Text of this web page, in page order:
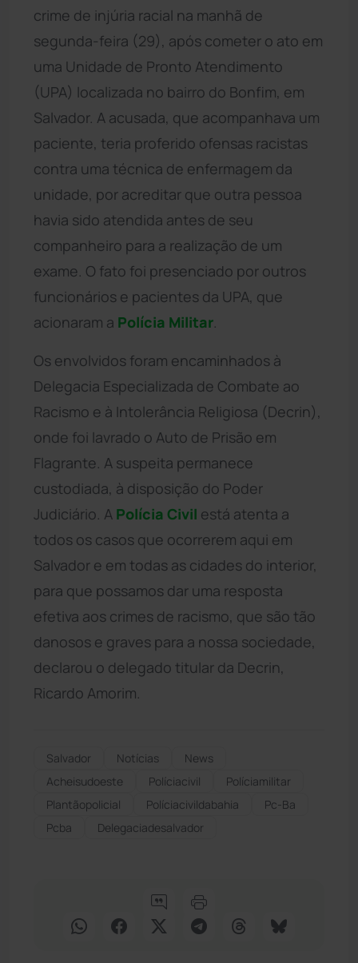
crime de injúria racial na manhã de
segunda-feira (29), após cometer o ato em
uma Unidade de Pronto Atendimento
(UPA) localizada no bairro do Bonfim, em
Salvador. A acusada, que acompanhava um
paciente, teria proferido ofensas racistas
contra uma técnica de enfermagem da
unidade, por acreditar que outra pessoa
havia sido atendida antes de seu
companheiro para a realização de um
exame. O fato foi presenciado por outros
funcionários e pacientes da UPA, que
acionaram a Polícia Militar
Os envolvidos foram encaminhados à
Delegacia Especializada de Combate ao
Racismo e à Intolerância Religiosa (Decrin),
onde foi lavrado o Auto de Prisão em
Flagrante. A suspeita permanece
custodiada, à disposição do Poder
Judiciário. A Polícia Civil está atenta a
todos os casos que ocorrerem aqui em
Salvador e em todas as cidades do interior,
para que possamos dar uma resposta
efetiva aos crimes de racismo, que são tão
danosos e graves para a nossa sociedade,
declarou o delegado titular da Decrin,
Ricardo Amorim.
Salvador Notícias
News
Acheisudoeste
Políciacivil
Políciamilitar
Plantãopolicial
Políciacivildabahia
Pc-Ba
Pcba
Delegaciadesalvador